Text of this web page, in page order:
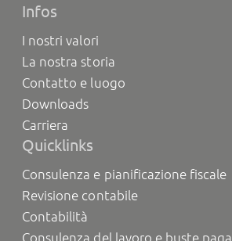
Infos
I nostri valori
La nostra storia
Contatto e luogo
Downloads
Carriera
Quicklinks
Consulenza e pianificazione fiscale
Revisione contabile
Contabilità
Consulenza del lavoro e buste paga